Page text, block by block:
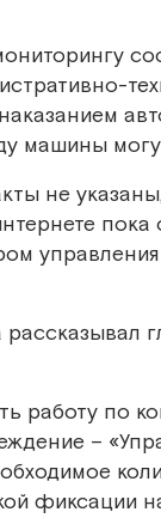
машины
не
пока
работу по
–
фиксации